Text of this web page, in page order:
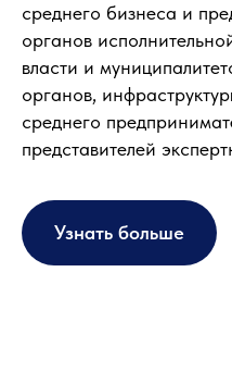
среднего бизнеса и
органов
власти и
органов,
среднего
представителей
Узнать больше